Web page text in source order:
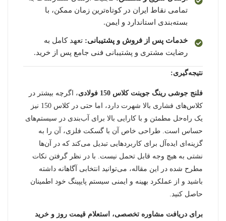
تمامی نقاط ایران در کوتاه‌ترین زمان ممکن، با
بسته‌بندی استاندارد و ایمن.
خدمات پس از فروش و پشتیبانی: تعهد کامل به
رضایت مشتری و پشتیبانی فنی جامع پس از خرید.
نتیجه‌گیری:
فلنج جوشی رینگ جوینت کلاس 150 فولادی
، اگرچه بیشتر در
کلاس‌های فشاری بالا شهرت دارد، اما حتی در کلاس 150 نیز
یک راه‌حل مطمئن و با کارایی بالا برای آب‌بندی در سیستم‌های
حساس است. طراحی خاص آن با گسکت فلزی، آن را به
گزینه‌ای ایده‌آل برای کاربردهایی تبدیل می‌کند که در آن‌ها
نشتی به هیچ وجه قابل تحمل نیست. با در نظر گرفتن نکات
مطرح شده در این مقاله، می‌توانید انتخابی آگاهانه داشته
باشید و از عملکرد بهینه و ایمنی سیستم پایپینگ خود اطمینان
حاصل کنید.
برای دریافت مشاوره تخصصی، استعلام قیمت روز و خرید